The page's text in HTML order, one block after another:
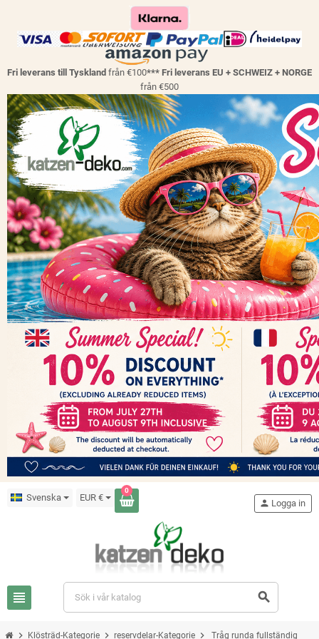
Fri leverans till Tyskland från €100*** Fri leverans EU + SCHWEIZ + NORGE
från €500
Svenska EUR €
0
view_headline search
person Logga in
chevron_right Klösträd-Kategorie chevron_right reservdelar-Kategorie chevron_right Tråg runda fullständig